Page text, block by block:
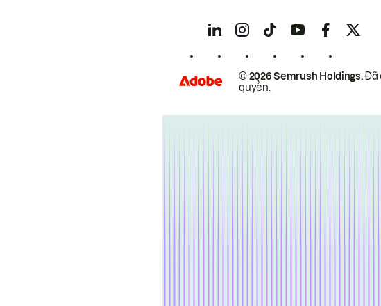
© 2026 Semrush Holdings.Đã
quyền.